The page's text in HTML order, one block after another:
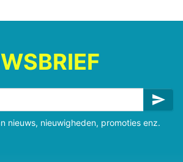
send
nieuws, nieuwigheden, promoties enz.